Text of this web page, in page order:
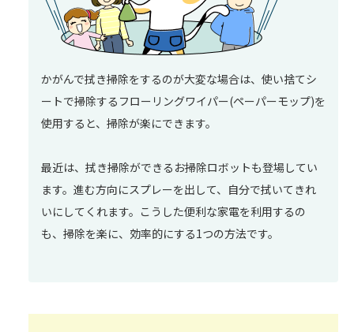
かがんで拭き掃除をするのが大変な場合は、使い捨てシ
ートで掃除するフローリングワイパー(ペーパーモップ)を
使用すると、掃除が楽にできます。
最近は、拭き掃除ができるお掃除ロボットも登場してい
ます。進む方向にスプレーを出して、自分で拭いてきれ
いにしてくれます。こうした便利な家電を利用するの
も、掃除を楽に、効率的にする1つの方法です。